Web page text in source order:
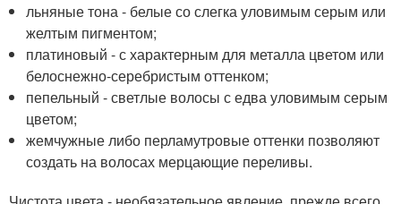
льняные тона - белые со слегка уловимым серым или
желтым пигментом;
платиновый - с характерным для металла цветом или
белоснежно-серебристым оттенком;
пепельный - светлые волосы с едва уловимым серым
цветом;
жемчужные либо перламутровые оттенки позволяют
создать на волосах мерцающие переливы.